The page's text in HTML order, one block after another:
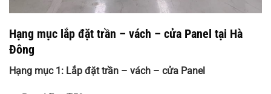
Hạng mục lắp đặt trần – vách – cửa Panel tại Hà
Đông
Hạng mục 1: Lắp đặt trần – vách – cửa Panel